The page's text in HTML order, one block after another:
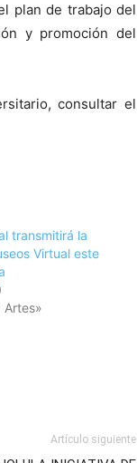
plan de trabajo del
y promoción del
consultar el
transmitirá la
Virtual este
Artes»
Artículo siguiente